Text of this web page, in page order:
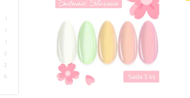
1
1
1
2
2
6